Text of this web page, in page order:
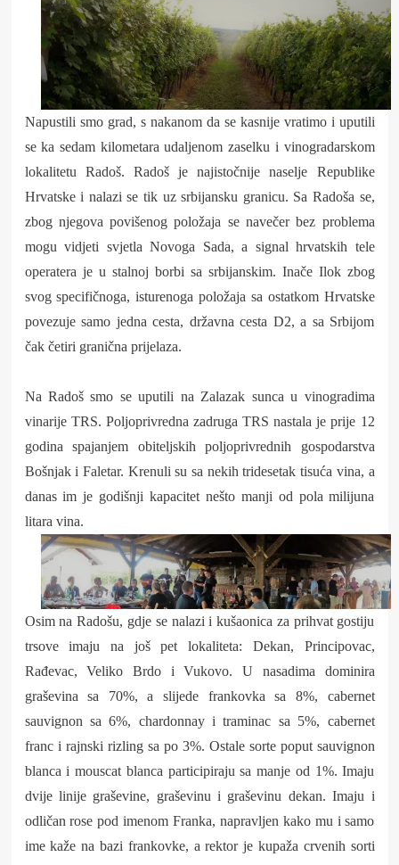
Napustili smo grad, s nakanom da se kasnije vratimo i uputili
se ka sedam kilometara udaljenom zaselku i vinogradarskom
lokalitetu Radoš. Radoš je najistočnije naselje Republike
Hrvatske i nalazi se tik uz srbijansku granicu. Sa Radoša se,
zbog njegova povišenog položaja se navečer bez problema
mogu vidjeti svjetla Novoga Sada, a signal hrvatskih tele
operatera je u stalnoj borbi sa srbijanskim. Inače Ilok zbog
svog specifičnoga, isturenoga položaja sa ostatkom Hrvatske
povezuje samo jedna cesta, državna cesta D2, a sa Srbijom
čak četiri granična prijelaza.
Na Radoš smo se uputili na Zalazak sunca u vinogradima
vinarije TRS. Poljoprivredna zadruga TRS nastala je prije 12
godina spajanjem obiteljskih poljoprivrednih gospodarstva
Bošnjak i Faletar. Krenuli su sa nekih tridesetak tisuća vina, a
danas im je godišnji kapacitet nešto manji od pola milijuna
litara vina.
Osim na Radošu, gdje se nalazi i kušaonica za prihvat gostiju
trsove imaju na još pet lokaliteta: Dekan, Principovac,
Rađevac, Veliko Brdo i Vukovo. U nasadima dominira
graševina sa 70%, a slijede frankovka sa 8%, cabernet
sauvignon sa 6%, chardonnay i traminac sa 5%, cabernet
franc i rajnski rizling sa po 3%. Ostale sorte poput sauvignon
blanca i mouscat blanca participiraju sa manje od 1%. Imaju
dvije linije graševine, graševinu i graševinu dekan. Imaju i
odličan rose pod imenom Franka, napravljen kako mu i samo
ime kaže na bazi frankovke, a rektor je kupaža crvenih sorti